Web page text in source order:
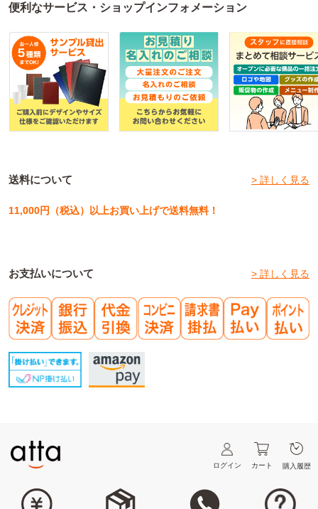
便利なサービス・ショップインフォメーション
送料について > 詳しく見る
11,000円（税込）以上お買い上げで送料無料！
お支払いについて > 詳しく見る
ログイン カート 購入履歴